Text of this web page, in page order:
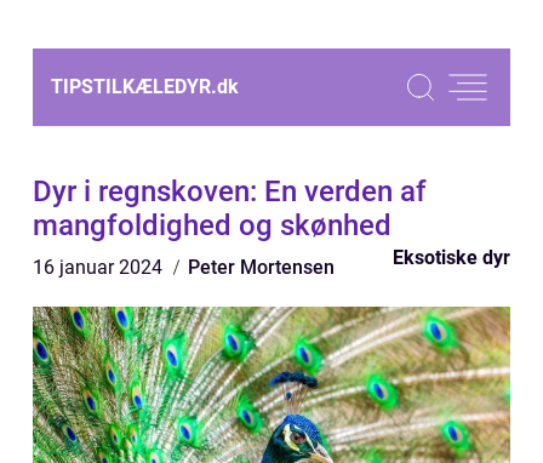
TIPSTILKÆLEDYR.dk
Dyr i regnskoven: En verden af
mangfoldighed og skønhed
16 januar 2024 Peter Mortensen Eksotiske dyr